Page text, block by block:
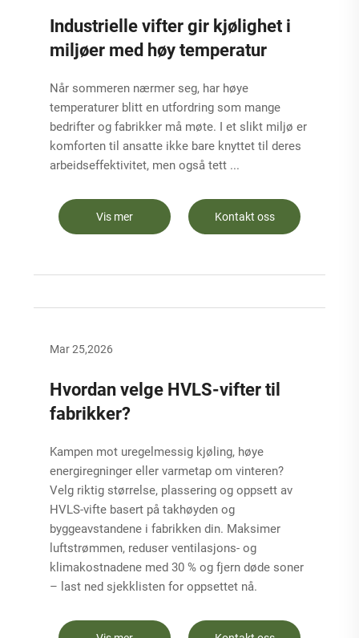
Industrielle vifter gir kjølighet i
miljøer med høy temperatur
Når sommeren nærmer seg, har høye
temperaturer blitt en utfordring som mange
bedrifter og fabrikker må møte. I et slikt miljø er
komforten til ansatte ikke bare knyttet til deres
arbeidseffektivitet, men også tett ...
Vis mer Kontakt oss
Mar 25,2026
Hvordan velge HVLS-vifter til
fabrikker?
Kampen mot uregelmessig kjøling, høye
energiregninger eller varmetap om vinteren?
Velg riktig størrelse, plassering og oppsett av
HVLS-vifte basert på takhøyden og
byggeavstandene i fabrikken din. Maksimer
luftstrømmen, reduser ventilasjons- og
klimakostnadene med 30 % og fjern døde soner
– last ned sjekklisten for oppsettet nå.